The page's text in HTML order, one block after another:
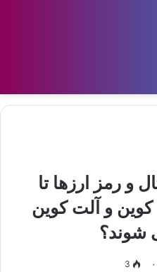
و رمز ارزها تا
کوین و آلت کوین
شوند؟
۰ 3